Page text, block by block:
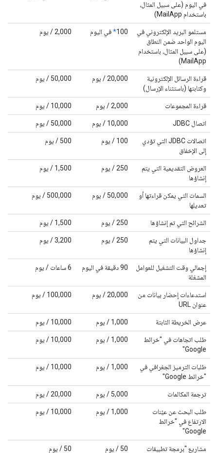
في اليوم (على سبيل المثال،
باستخدام MailApp)
مستلمو البريد الإلكتروني في
اليوم الواحد ضمن النطاق
(على سبيل المثال، باستخدام
MailApp)
‫100
*في اليوم ‫2,000 / يوم
قراءة الرسائل الإلكترونية
وكتابتها (باستثناء الإرسال)
‫20,000 / يوم ‫50,000 / يوم
قراءة المجموعات ‫2,000 / يوم ‫10,000 / يوم
اتصال JDBC ‫10,000 / يوم ‫50,000 / يوم
اتصالات JDBC التي تؤدي
إلى الإخفاق
‫100 / يوم ‫500 / يوم
العروض التقديمية التي يتم
إنشاؤها
‫250 / يوم ‫1,500 / يوم
السمات التي يمكن قراءتها أو
تعديلها
‫50,000 / يوم ‫500,000 / يوم
الشرائح التي تم إنشاؤها ‫250 / يوم ‫1,500 / يوم
جداول البيانات التي يتم
إنشاؤها
‫250 / يوم ‫3,200 / يوم
إجمالي وقت التشغيل للعوامل
المشغلة
‫90 دقيقة في اليوم ‫6 ساعات / يوم
استدعاءات إحضار بيانات من
عنوان URL
‫20,000 / يوم ‫100,000 / يوم
عرض الخريطة الثابتة ‫1,000 / يوم ‫10,000 / يوم
طلب اتجاهات في "خرائط
Google"
‫1,000 / يوم ‫10,000 / يوم
طلبات الترميز الجغرافي في
"خرائط Google"
‫1,000 / يوم ‫10,000 / يوم
ترجمة المكالمات ‫5,000 / يوم ‫20,000 / يوم
طلب البحث عن عيّنات
الارتفاع في "خرائط
Google"
‫1,000 / يوم ‫10,000 / يوم
مشاريع "برمجة تطبيقات
‫50 / يوم ‫50 / يوم